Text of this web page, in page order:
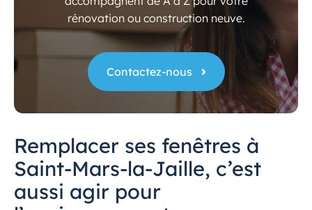
rénovation ou construction neuve.
Contactez-nous
Remplacer ses fenêtres à
Saint-Mars-la-Jaille, c’est
aussi agir pour